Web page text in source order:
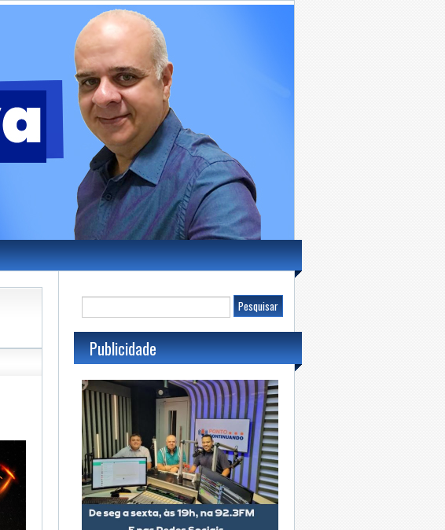
Publicidade